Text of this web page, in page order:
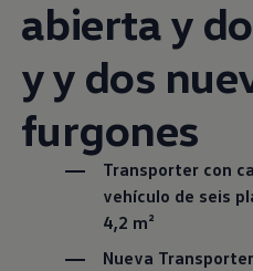
abierta y
y y dos
furgones
Transporter con
vehículo de seis
4,2 m²
Nueva